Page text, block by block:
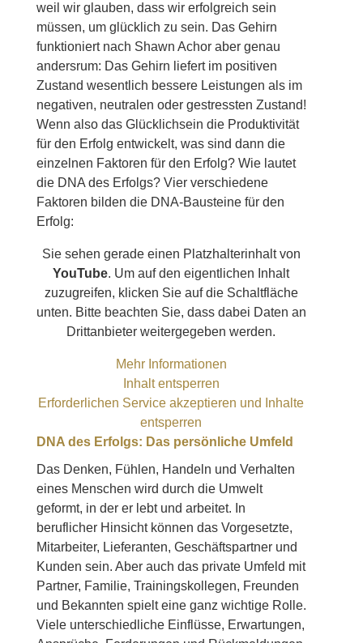
weil wir glauben, dass wir erfolgreich sein
müssen, um glücklich zu sein. Das Gehirn
funktioniert nach Shawn Achor aber genau
andersrum: Das Gehirn liefert im positiven
Zustand wesentlich bessere Leistungen als im
negativen, neutralen oder gestressten Zustand!
Wenn also das Glücklichsein die Produktivität
für den Erfolg entwickelt, was sind dann die
einzelnen Faktoren für den Erfolg? Wie lautet
die DNA des Erfolgs? Vier verschiedene
Faktoren bilden die DNA-Bausteine für den
Erfolg:
Sie sehen gerade einen Platzhalterinhalt von
YouTube. Um auf den eigentlichen Inhalt
zuzugreifen, klicken Sie auf die Schaltfläche
unten. Bitte beachten Sie, dass dabei Daten an
Drittanbieter weitergegeben werden.
Mehr Informationen
Inhalt entsperren
Erforderlichen Service akzeptieren und Inhalte
entsperren
DNA des Erfolgs: Das persönliche Umfeld
Das Denken, Fühlen, Handeln und Verhalten
eines Menschen wird durch die Umwelt
geformt, in der er lebt und arbeitet. In
beruflicher Hinsicht können das Vorgesetzte,
Mitarbeiter, Lieferanten, Geschäftspartner und
Kunden sein. Aber auch das private Umfeld mit
Partner, Familie, Trainingskollegen, Freunden
und Bekannten spielt eine ganz wichtige Rolle.
Viele unterschiedliche Einflüsse, Erwartungen,